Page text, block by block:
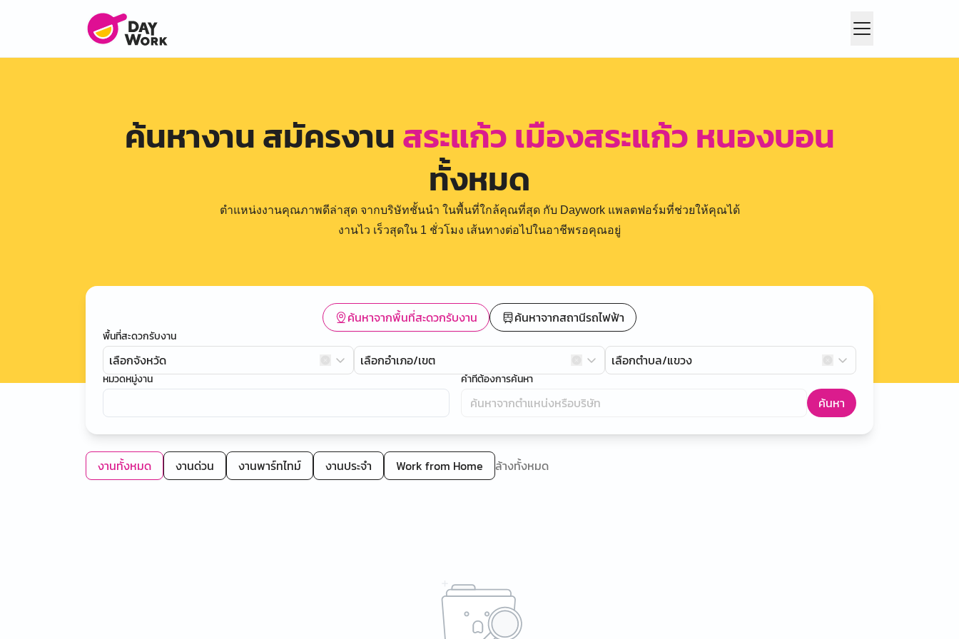
ค้นหางาน สมัครงานสระแก้ว เมืองสระแก้ว หนองบอน
ทั้งหมด
ตำแหน่งงานคุณภาพดีล่าสุด จากบริษัทชั้นนำ ในพื้นที่ใกล้คุณที่สุด กับ Daywork แพลตฟอร์มที่ช่วยให้คุณได้
งานไว เร็วสุดใน 1 ชั่วโมง เส้นทางต่อไปในอาชีพรอคุณอยู่
ค้นหาจากพื้นที่สะดวกรับงาน ค้นหาจากสถานีรถไฟฟ้า
พื้นที่สะดวกรับงาน
เลือกจังหวัด เลือกอำเภอ/เขต เลือกตำบล/แขวง
หมวดหมู่งาน คำที่ต้องการค้นหา
ค้นหา
งานทั้งหมด งานด่วน งานพาร์ทไทม์ งานประจำ Work from Home ล้างทั้งหมด